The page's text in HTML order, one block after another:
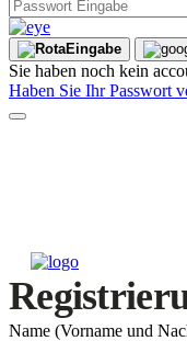
Eingabe
Sie haben noch kein
Haben Sie Ihr Passwort
Name (Vorname und